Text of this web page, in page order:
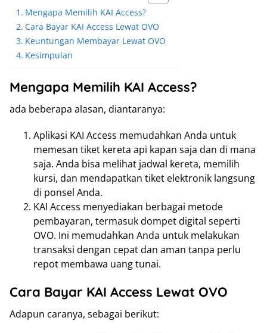
Mengapa Memilih KAI Access?
Cara Bayar KAI Access Lewat OVO
Keuntungan Membayar Lewat OVO
Kesimpulan
Mengapa Memilih KAI Access?
ada beberapa alasan, diantaranya:
Aplikasi KAI Access memudahkan Anda untuk
memesan tiket kereta api kapan saja dan di mana
saja. Anda bisa melihat jadwal kereta, memilih
kursi, dan mendapatkan tiket elektronik langsung
di ponsel Anda.
KAI Access menyediakan berbagai metode
pembayaran, termasuk dompet digital seperti
OVO. Ini memudahkan Anda untuk melakukan
transaksi dengan cepat dan aman tanpa perlu
repot membawa uang tunai.
Cara Bayar KAI Access Lewat OVO
Adapun caranya, sebagai berikut: